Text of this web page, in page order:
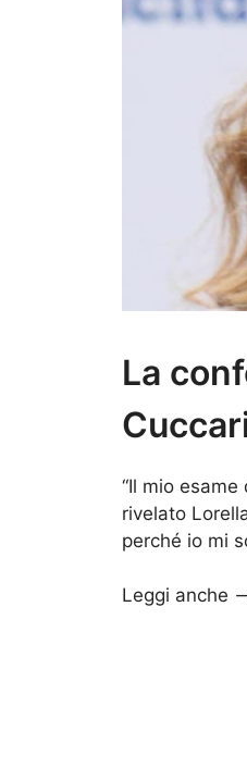
La
“Il mio
rivelato
perché io mi
Leggi anche